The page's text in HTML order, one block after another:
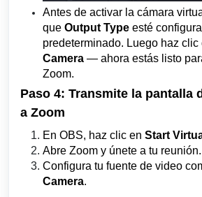
Antes de activar la cámara
que Output Type esté
predeterminado. Luego haz clic
Camera — ahora estás listo
Zoom.
Paso 4: Transmite la pantalla
a Zoom
En OBS, haz clic en Start
Abre Zoom y únete a tu reunión.
Configura tu fuente de video
Camera.